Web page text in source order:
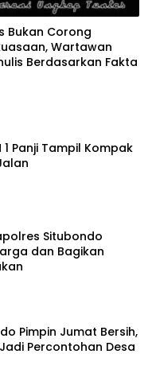
Bukan Corong
Wartawan
Berdasarkan Fakta
1 Panji Tampil Kompak
Situbondo
dan Bagikan
Pimpin Jumat Bersih,
Percontohan Desa